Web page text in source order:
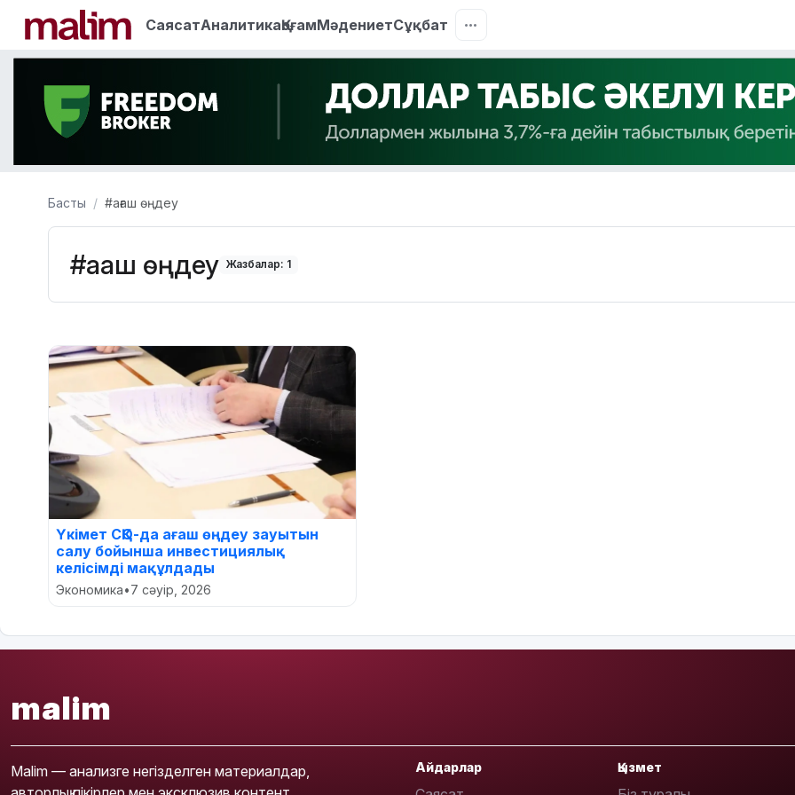
СаясатАналитикаҚоғамМәдениетСұқбат
Басты #ағаш өңдеу
#ағаш өңдеу Жазбалар: 1
Үкімет СҚО-да ағаш өңдеу зауытын
салу бойынша инвестициялық
келісімді мақұлдады
Экономика•7 сәуір, 2026
malim
Malim — анализге негізделген материалдар,
Айдарлар Қызмет